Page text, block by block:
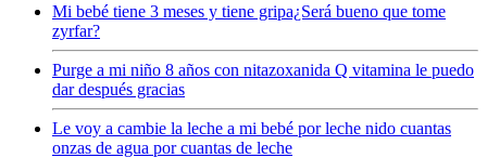
Mi bebé tiene 3 meses y tiene gripa¿Será bueno que tome
zyrfar?
Purge a mi niño 8 años con nitazoxanida Q vitamina le puedo
dar después gracias
Le voy a cambie la leche a mi bebé por leche nido cuantas
onzas de agua por cuantas de leche